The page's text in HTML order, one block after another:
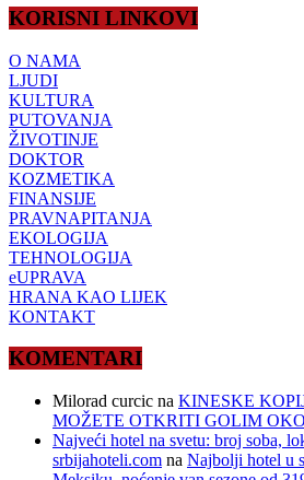
KORISNI LINKOVI
O NAMA
LJUDI
KULTURA
PUTOVANJA
ŽIVOTINJE
DOKTOR
KOZMETIKA
FINANSIJE
PRAVNAPITANJA
EKOLOGIJA
TEHNOLOGIJA
eUPRAVA
HRANA KAO LIJEK
KONTAKT
KOMENTARI
Milorad curcic na KINESKE
MOŽETE OTKRITI GOLIM
Najveći hotel na svetu: broj soba,
srbijahoteli.com na Najbolji hotel u